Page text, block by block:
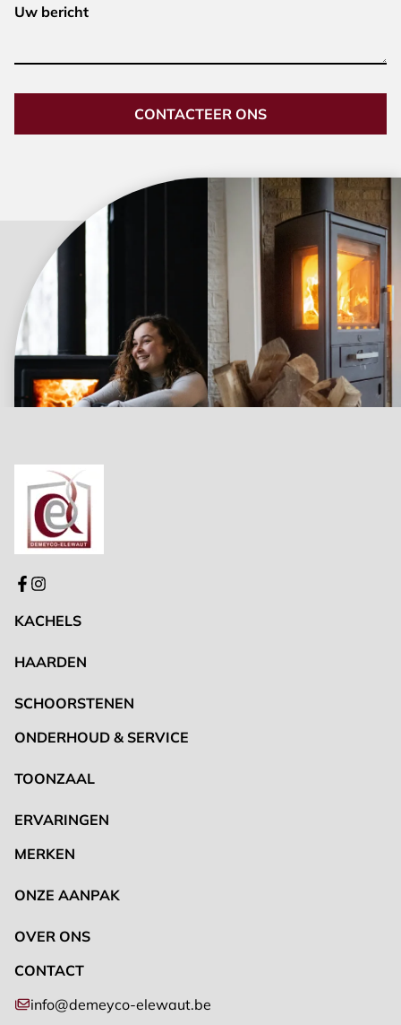
Uw bericht
CONTACTEER ONS
KACHELS
HAARDEN
SCHOORSTENEN
ONDERHOUD & SERVICE
TOONZAAL
ERVARINGEN
MERKEN
ONZE AANPAK
OVER ONS
CONTACT
info@demeyco-elewaut.be